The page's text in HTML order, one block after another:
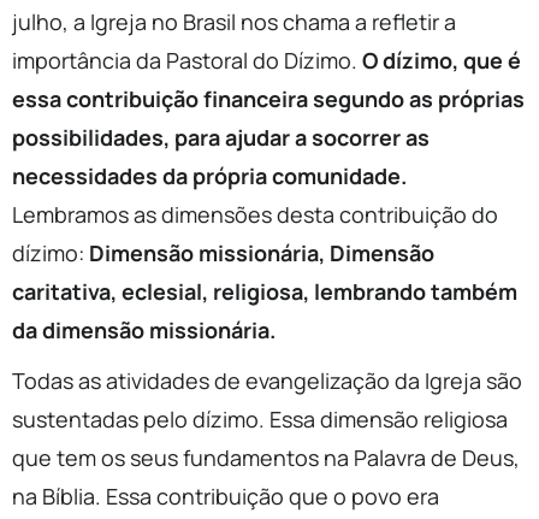
julho, a Igreja no Brasil nos chama a refletir a
importância da Pastoral do Dízimo. O dízimo, que é
essa contribuição financeira segundo as próprias
possibilidades, para ajudar a socorrer as
necessidades da própria comunidade.
Lembramos as dimensões desta contribuição do
dízimo: Dimensão missionária, Dimensão
caritativa, eclesial, religiosa, lembrando também
da dimensão missionária.
Todas as atividades de evangelização da Igreja são
sustentadas pelo dízimo. Essa dimensão religiosa
que tem os seus fundamentos na Palavra de Deus,
na Bíblia. Essa contribuição que o povo era